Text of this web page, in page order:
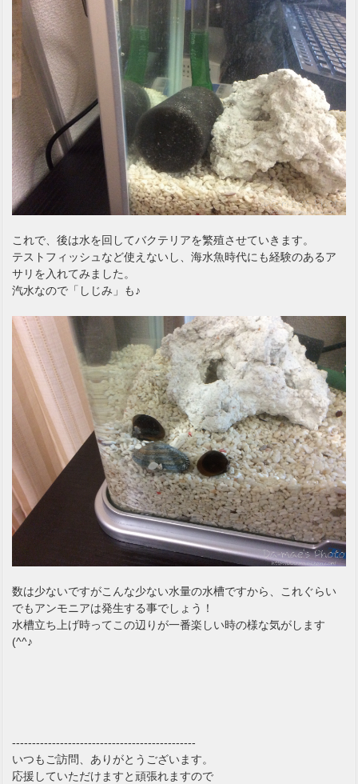
これで、後は水を回してバクテリアを繁殖させていきます。
テストフィッシュなど使えないし、海水魚時代にも経験のあるア
サリを入れてみました。
汽水なので「しじみ」も♪
数は少ないですがこんな少ない水量の水槽ですから、これぐらい
でもアンモニアは発生する事でしょう！
水槽立ち上げ時ってこの辺りが一番楽しい時の様な気がします
(^^♪
----------------------------------------------
いつもご訪問、ありがとうございます。
応援していただけますと頑張れますので